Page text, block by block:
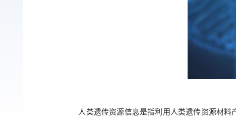
人类遗传资源信息是指利用人类遗传资源材